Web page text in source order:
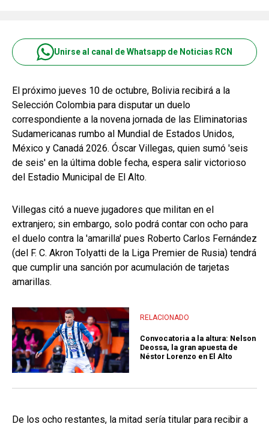
Unirse al canal de Whatsapp de Noticias RCN
El próximo jueves 10 de octubre, Bolivia recibirá a la
Selección Colombia para disputar un duelo
correspondiente a la novena jornada de las Eliminatorias
Sudamericanas rumbo al Mundial de Estados Unidos,
México y Canadá 2026. Óscar Villegas, quien sumó 'seis
de seis' en la última doble fecha, espera salir victorioso
del Estadio Municipal de El Alto.
Villegas citó a nueve jugadores que militan en el
extranjero; sin embargo, solo podrá contar con ocho para
el duelo contra la 'amarilla' pues Roberto Carlos Fernández
(del F. C. Akron Tolyatti de la Liga Premier de Rusia) tendrá
que cumplir una sanción por acumulación de tarjetas
amarillas.
RELACIONADO
Convocatoria a la altura: Nelson
Deossa, la gran apuesta de
Néstor Lorenzo en El Alto
De los ocho restantes, la mitad sería titular para recibir a